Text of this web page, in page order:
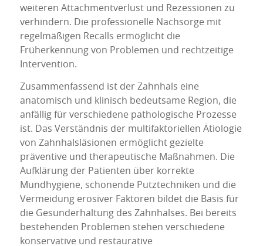
weiteren Attachmentverlust und Rezessionen zu
verhindern. Die professionelle Nachsorge mit
regelmäßigen Recalls ermöglicht die
Früherkennung von Problemen und rechtzeitige
Intervention.
Zusammenfassend ist der Zahnhals eine
anatomisch und klinisch bedeutsame Region, die
anfällig für verschiedene pathologische Prozesse
ist. Das Verständnis der multifaktoriellen Ätiologie
von Zahnhalsläsionen ermöglicht gezielte
präventive und therapeutische Maßnahmen. Die
Aufklärung der Patienten über korrekte
Mundhygiene, schonende Putztechniken und die
Vermeidung erosiver Faktoren bildet die Basis für
die Gesunderhaltung des Zahnhalses. Bei bereits
bestehenden Problemen stehen verschiedene
konservative und restaurative